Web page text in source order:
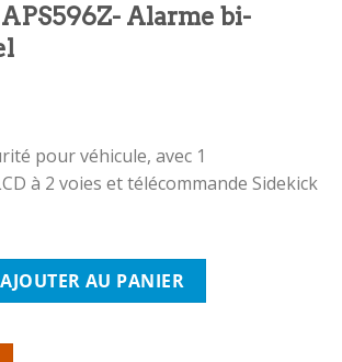
Alarme bi-
pour véhicule, avec 1
à 2 voies et télécommande Sidekick
APS596Z- Alarme bi-directionnel
AJOUTER AU PANIER